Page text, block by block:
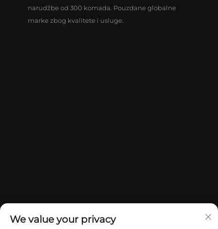
narudžbe od 300 komada. Pouzdane globalne
marke zbog kvalitete i usluge.
We value your privacy